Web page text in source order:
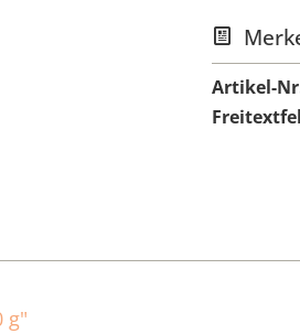
Artikel-
g"